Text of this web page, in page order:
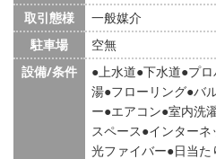
取引態様
一般媒介
駐車場
空無
設備/条件
上水道 下水道 プ
湯 フローリング バ
ー エアコン 室内洗
スペース インターネ
光ファイバー 日当た